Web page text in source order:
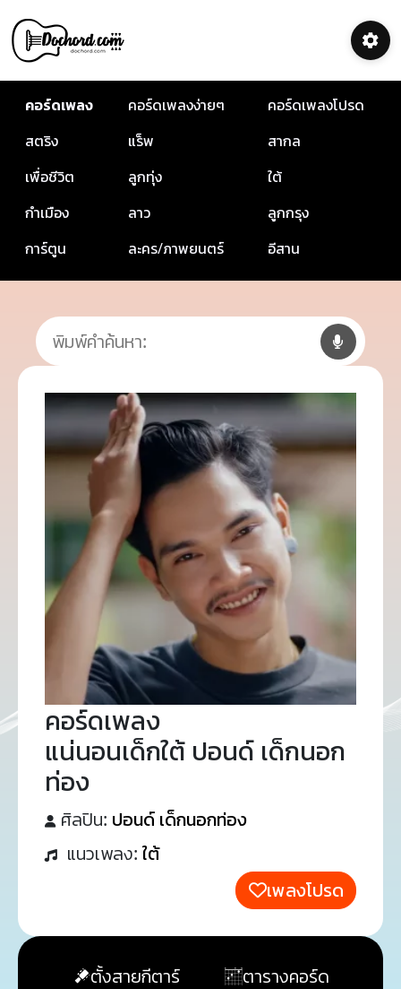
คอร์ดเพลง คอร์ดเพลงง่ายๆ
คอร์ดเพลงโปรด
สตริง
แร็พ
สากล
เพื่อชีวิต
ลูกทุ่ง
ใต้
กำเมือง
ลาว
ลูกกรุง
การ์ตูน
ละคร/ภาพยนตร์ อีสาน
คอร์ดเพลง
แน่นอนเด็กใต้ ปอนด์ เด็กนอก
ท่อง
ศิลปิน: ปอนด์ เด็กนอกท่อง
แนวเพลง: ใต้
เพลงโปรด
ตั้งสายกีตาร์
ตารางคอร์ด